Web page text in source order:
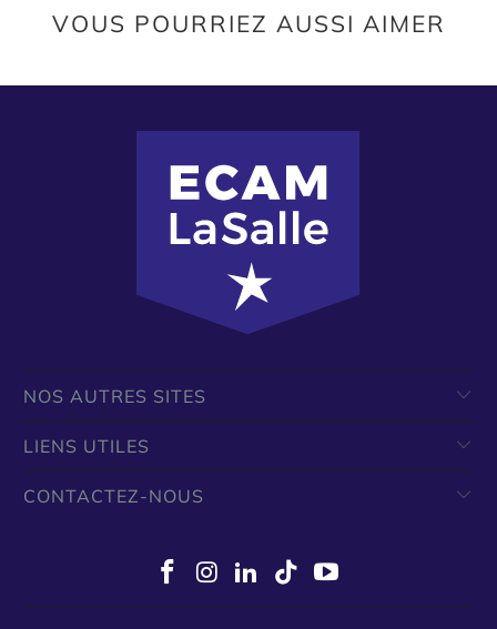
VOUS POURRIEZ AUSSI AIMER
NOS AUTRES SITES
LIENS UTILES
CONTACTEZ-NOUS